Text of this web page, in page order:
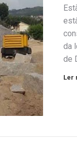
da
de
Ler